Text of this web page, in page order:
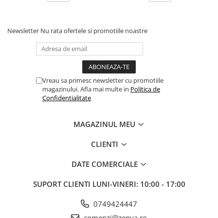
din componenta lotiunii pot pata hainele.
Formă de prezentare:
Newsletter Nu rata ofertele si promotiile noastre
Vreau sa primesc newsletter cu promotiile
magazinului. Afla mai multe in Politica de
Confidentialitate
MAGAZINUL MEU
CLIENTI
DATE COMERCIALE
SUPORT CLIENTI LUNI-VINERI: 10:00 - 17:00
0749424447